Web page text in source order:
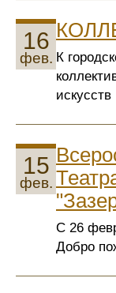
16
фев. К
искусств
15
фев.
С 26
Добро